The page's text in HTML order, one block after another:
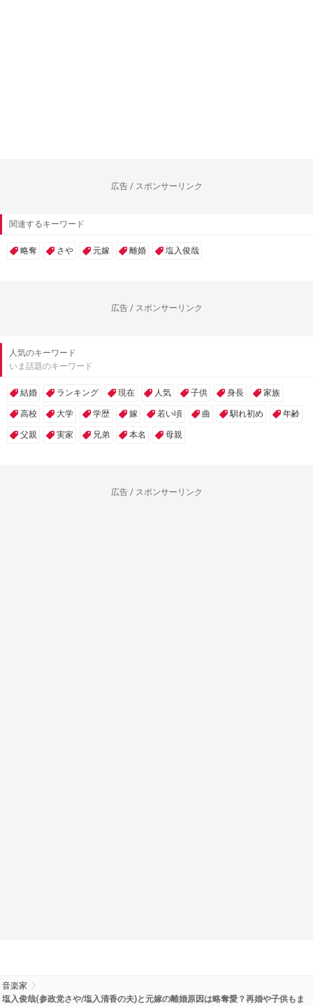
広告 / スポンサーリンク
関連するキーワード
略奪 さや 元嫁 離婚 塩入俊哉
広告 / スポンサーリンク
人気のキーワード
いま話題のキーワード
結婚 ランキング 現在 人気 子供 身長 家族
高校 大学 学歴 嫁 若い頃 曲 馴れ初め 年齢
父親 実家 兄弟 本名 母親
広告 / スポンサーリンク
音楽家
塩入俊哉(参政党さや/塩入清香の夫)と元嫁の離婚原因は略奪愛？再婚や子供もま